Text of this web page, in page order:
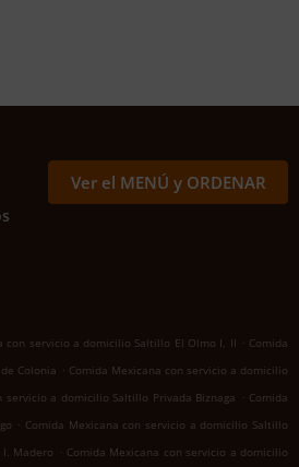
Ver el MENÚ y ORDENAR
con servicio a domicilio Saltillo El Olmo I, II . Comida
Colonia . Comida Mexicana con servicio a domicilio
servicio a domicilio Saltillo Privada Biznaga . Comida
. Comida Mexicana con servicio a domicilio Saltillo
Madero . Comida Mexicana con servicio a domicilio